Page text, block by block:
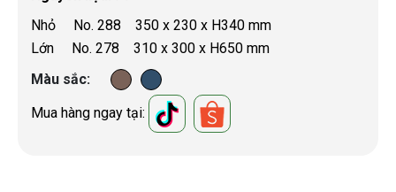
Nhỏ No. 288 350 x 230 x H340 mm
Lớn No. 278 310 x 300 x H650 mm
Màu sắc
Mua hàng ngay tại: